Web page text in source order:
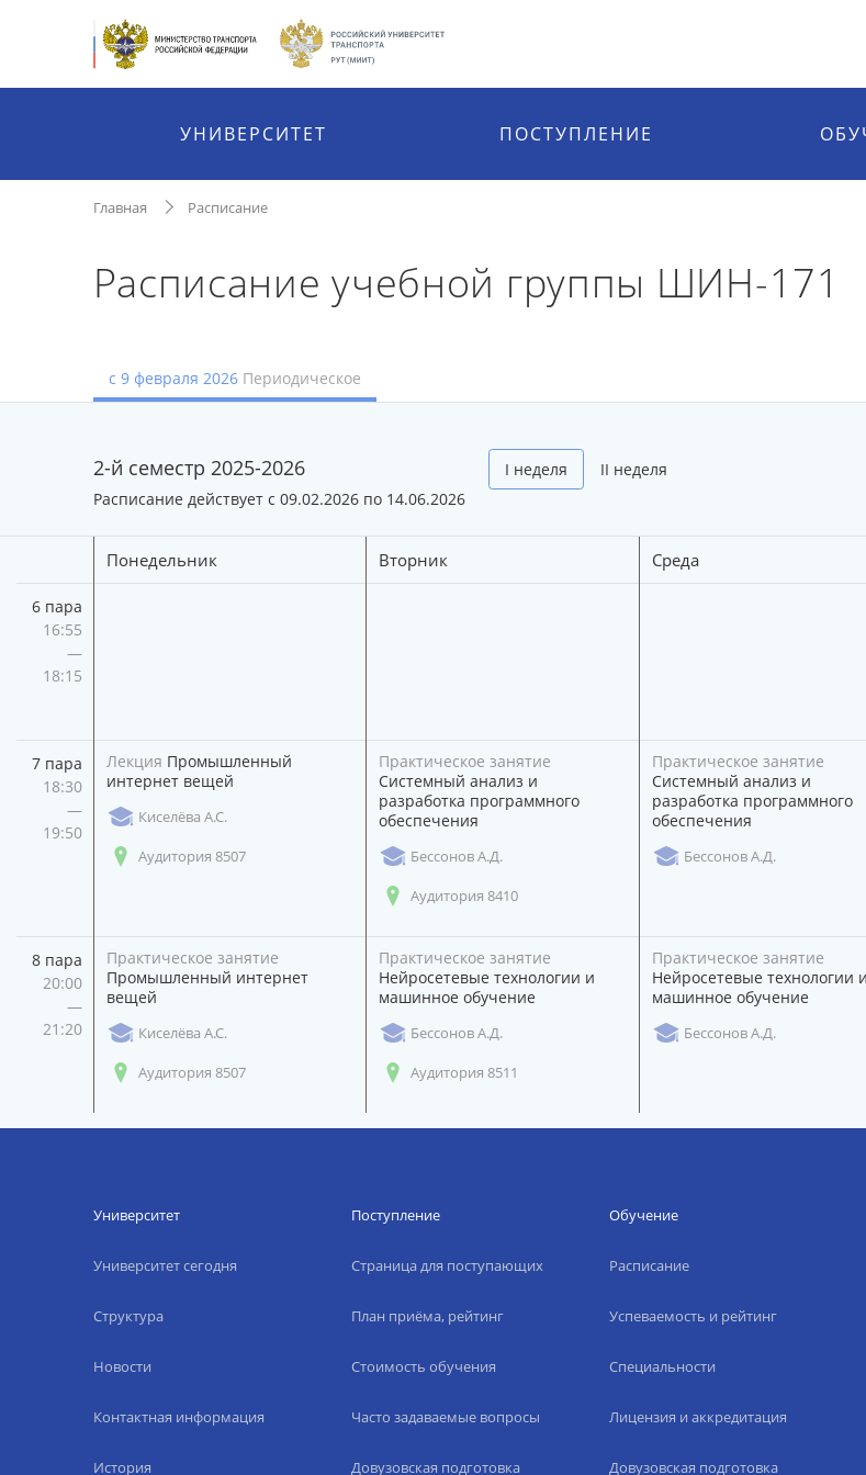
УНИВЕРСИТЕТ ПОСТУПЛЕНИЕ
Главная Расписание
Расписание учебной группы ШИН-171
с 9 февраля 2026 Периодическое
2-й семестр 2025-2026
Расписание действует с 09.02.2026 по 14.06.2026
I неделя II неделя
Понедельник Вторник Среда
6 пара
16:55
—
18:15
7 пара
18:30
—
19:50
Лекция Промышленный
интернет вещей
Киселёва А.С.
Аудитория 8507
Практическое занятие
Системный анализ и
разработка программного
обеспечения
Бессонов А.Д.
Аудитория 8410
Практическое занятие
Системный анализ и
разработка программного
обеспечения
Бессонов А.Д.
8 пара
20:00
—
21:20
Практическое занятие
Промышленный интернет
вещей
Киселёва А.С.
Аудитория 8507
Практическое занятие
Нейросетевые технологии и
машинное обучение
Бессонов А.Д.
Аудитория 8511
Практическое занятие
Нейросетевые технологии и
машинное обучение
Бессонов А.Д.
Университет
Университет сегодня
Структура
Новости
Контактная информация
История
Поступление
Страница для поступающих
План приёма, рейтинг
Стоимость обучения
Часто задаваемые вопросы
Довузовская подготовка
Обучение
Расписание
Успеваемость и рейтинг
Специальности
Лицензия и аккредитация
Довузовская подготовка